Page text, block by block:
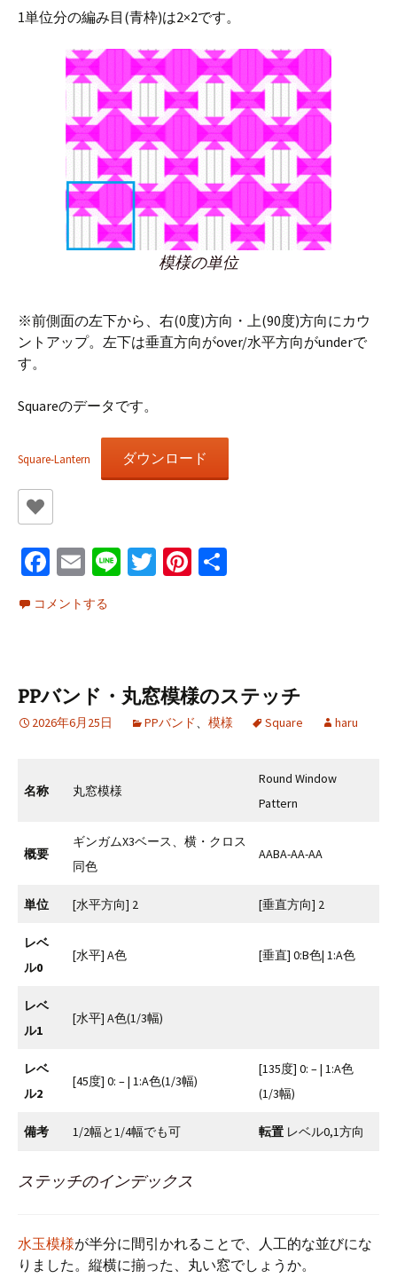
1単位分の編み目(青枠)は2×2です。
模様の単位
※前側面の左下から、右(0度)方向・上(90度)方向にカウ
ントアップ。左下は垂直方向がover/水平方向がunderで
す。
Squareのデータです。
Square-Lantern ダウンロード
Fa
ce
b
k
E
m
ai
Li T
Pi
コメントする
PPバンド・丸窓模様のステッチ
2026年6月25日 PPバンド、 模様 Square haru
名称 丸窓模様
Round Window
Pattern
概要
ギンガムX3ベース、横・クロス
同色
AABA-AA-AA
単位 [水平方向] 2 [垂直方向] 2
レベ
ル0
[水平] A色 [垂直] 0:B色| 1:A色
レベ
ル1
[水平] A色(1/3幅)
レベ
ル2
[45度] 0: – | 1:A色(1/3幅)
[135度] 0: – | 1:A色
(1/3幅)
備考 1/2幅と1/4幅でも可 転置 レベル0,1方向
ステッチのインデックス
水玉模様が半分に間引かれることで、人工的な並びにな
りました。縦横に揃った、丸い窓でしょうか。